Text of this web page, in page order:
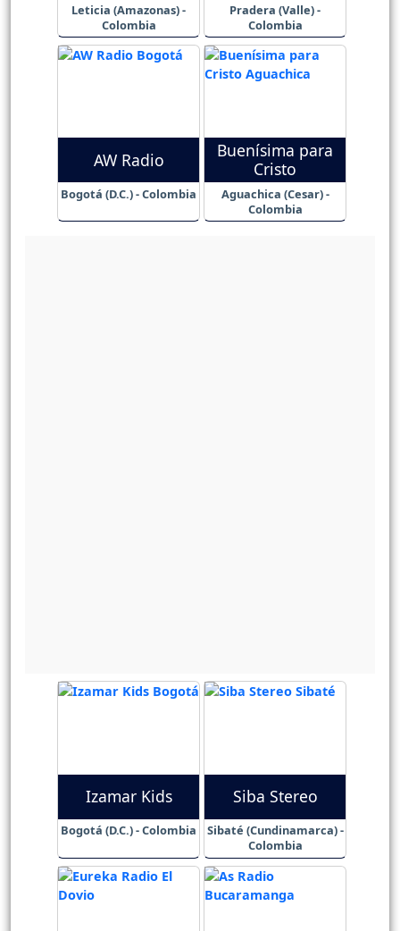
Leticia (Amazonas) -
Colombia
Pradera (Valle) -
Colombia
AW Radio
Bogotá (D.C.) - Colombia
Buenísima para
Cristo
Aguachica (Cesar) -
Colombia
Izamar Kids
Bogotá (D.C.) - Colombia
Siba Stereo
Sibaté (Cundinamarca) -
Colombia